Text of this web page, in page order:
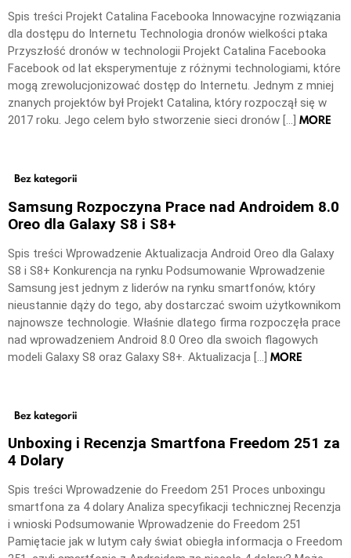
Spis treści Projekt Catalina Facebooka Innowacyjne rozwiązania
dla dostępu do Internetu Technologia dronów wielkości ptaka
Przyszłość dronów w technologii Projekt Catalina Facebooka
Facebook od lat eksperymentuje z różnymi technologiami, które
mogą zrewolucjonizować dostęp do Internetu. Jednym z mniej
znanych projektów był Projekt Catalina, który rozpoczął się w
2017 roku. Jego celem było stworzenie sieci dronów […] MORE
Bez kategorii
Samsung Rozpoczyna Prace nad Androidem 8.0
Oreo dla Galaxy S8 i S8+
Spis treści Wprowadzenie Aktualizacja Android Oreo dla Galaxy
S8 i S8+ Konkurencja na rynku Podsumowanie Wprowadzenie
Samsung jest jednym z liderów na rynku smartfonów, który
nieustannie dąży do tego, aby dostarczać swoim użytkownikom
najnowsze technologie. Właśnie dlatego firma rozpoczęła prace
nad wprowadzeniem Android 8.0 Oreo dla swoich flagowych
modeli Galaxy S8 oraz Galaxy S8+. Aktualizacja […] MORE
Bez kategorii
Unboxing i Recenzja Smartfona Freedom 251 za
4 Dolary
Spis treści Wprowadzenie do Freedom 251 Proces unboxingu
smartfona za 4 dolary Analiza specyfikacji technicznej Recenzja
i wnioski Podsumowanie Wprowadzenie do Freedom 251
Pamiętacie jak w lutym cały świat obiegła informacja o Freedom